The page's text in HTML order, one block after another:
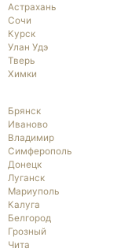
Астрахань
Сочи
Курск
Улан Удэ
Тверь
Химки
Брянск
Иваново
Владимир
Симферополь
Донецк
Луганск
Мариуполь
Калуга
Белгород
Грозный
Чита